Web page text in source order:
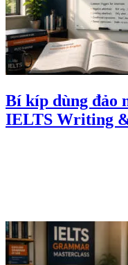
Bí kíp dùng đảo
IELTS Writing